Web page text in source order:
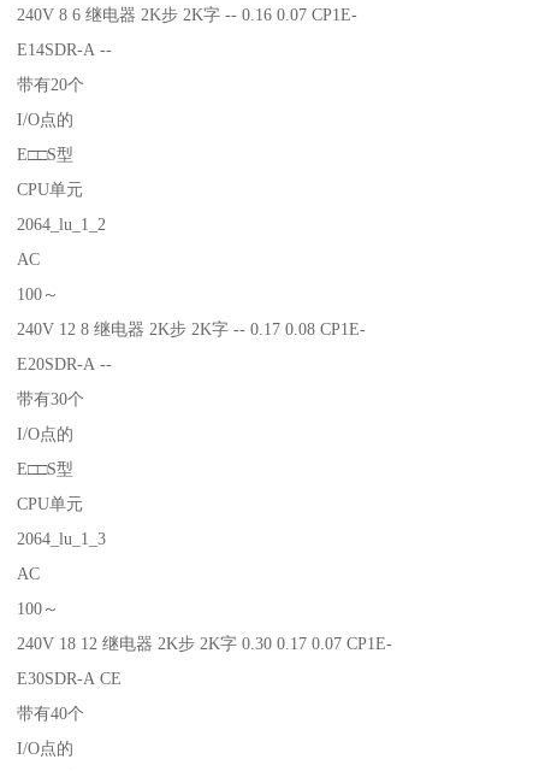
240V 8 6 继电器 2K步 2K字 -- 0.16 0.07 CP1E-
E14SDR-A --
带有20个
I/O点的
E□□S型
CPU单元
2064_lu_1_2
AC
100～
240V 12 8 继电器 2K步 2K字 -- 0.17 0.08 CP1E-
E20SDR-A --
带有30个
I/O点的
E□□S型
CPU单元
2064_lu_1_3
AC
100～
240V 18 12 继电器 2K步 2K字 0.30 0.17 0.07 CP1E-
E30SDR-A CE
带有40个
I/O点的